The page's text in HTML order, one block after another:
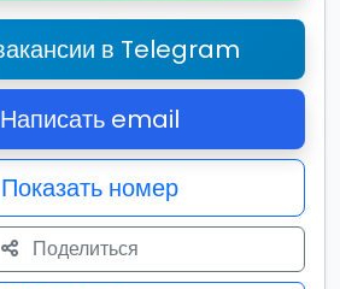
в Telegram
Написать email
Показать номер
Поделиться